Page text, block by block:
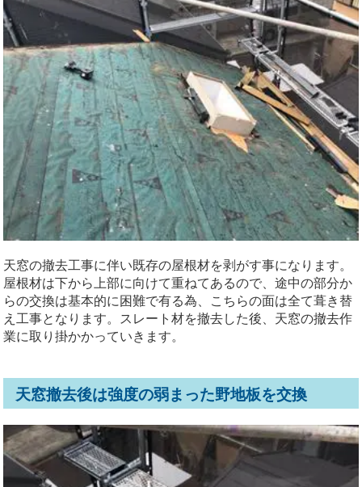
天窓の撤去工事に伴い既存の屋根材を剥がす事になります。
屋根材は下から上部に向けて重ねてあるので、途中の部分か
らの交換は基本的に困難で有る為、こちらの面は全て葺き替
え工事となります。スレート材を撤去した後、天窓の撤去作
業に取り掛かかっていきます。
天窓撤去後は強度の弱まった野地板を交換